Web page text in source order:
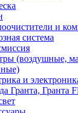
и
система
(воздушные,
и
Гранта, Гранта